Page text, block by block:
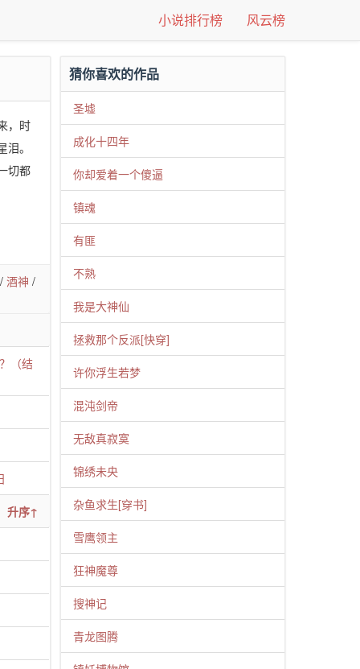
小说排行榜 风云榜
，时
。
切都
/ 酒神 /
（结
升序↑
猜你喜欢的作品
圣墟
成化十四年
你却爱着一个傻逼
镇魂
有匪
不熟
我是大神仙
拯救那个反派[快穿]
许你浮生若梦
混沌剑帝
无敌真寂寞
锦绣未央
杂鱼求生[穿书]
雪鹰领主
狂神魔尊
搜神记
青龙图腾